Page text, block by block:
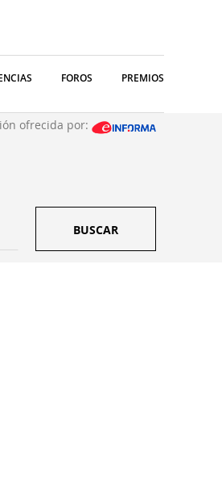
FOROS PREMIOS
ofrecida por:
BUSCAR